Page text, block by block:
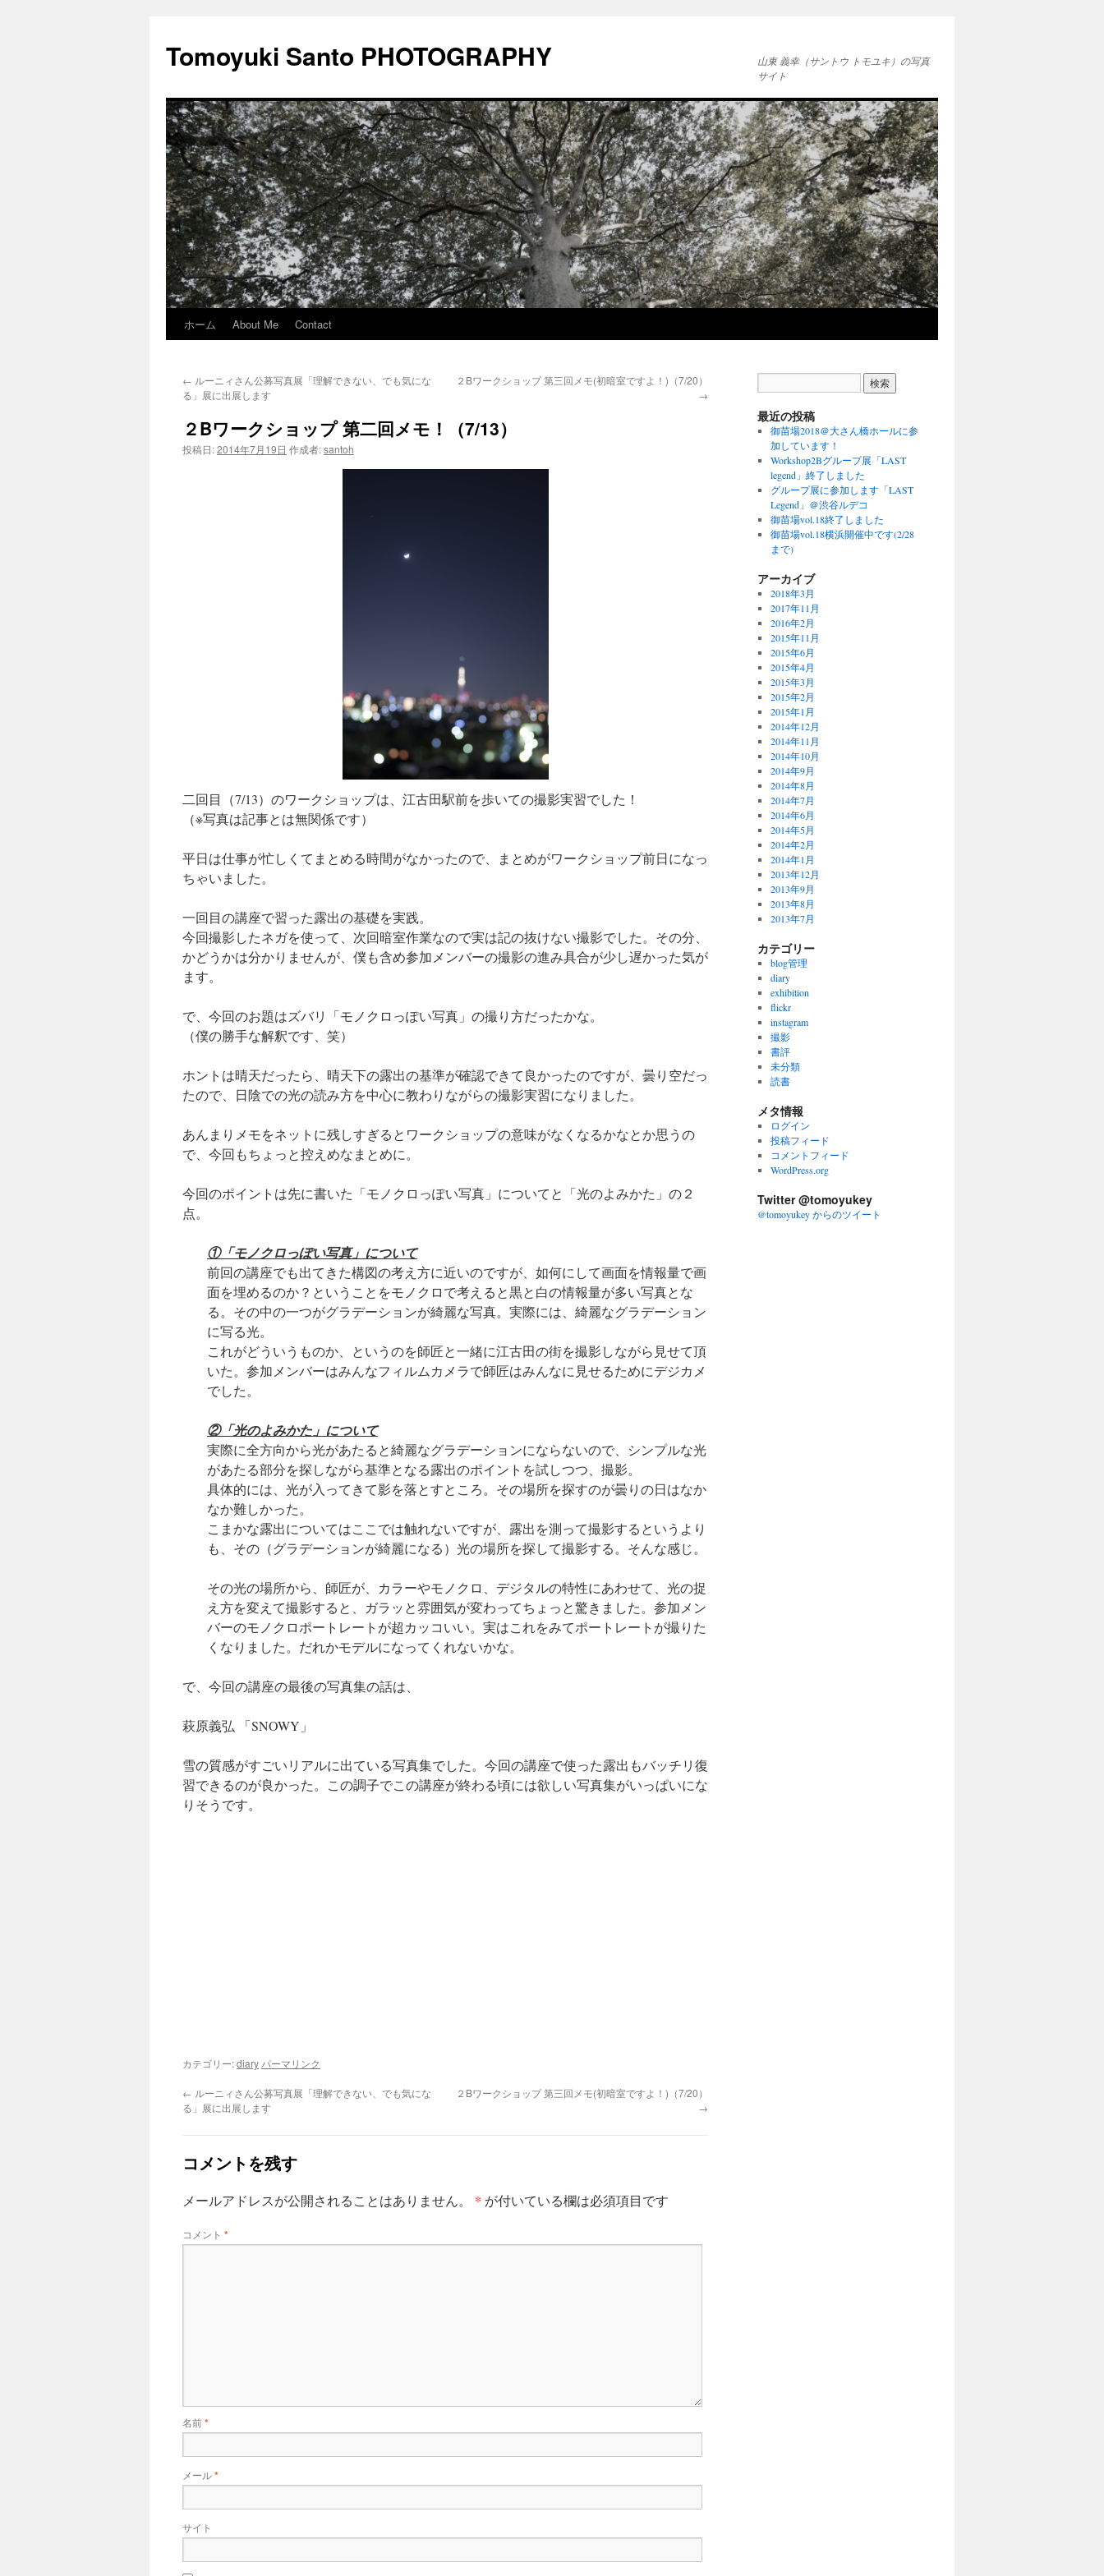
Tomoyuki Santo PHOTOGRAPHY
山東 義幸（サントウ トモユキ）の写真
サイト
ツ
ホーム About Me Contact
← ルーニィさん公募写真展「理解できない、でも気にな
る」展に出展します
２Bワークショップ 第三回メモ(初暗室ですよ！)（7/20）
→
２Bワークショップ 第二回メモ！（7/13）
投稿日:2014年7月19日 作成者:santoh
二回目（7/13）のワークショップは、江古田駅前を歩いての撮影実習でした！
（※写真は記事とは無関係です）
平日は仕事が忙しくてまとめる時間がなかったので、まとめがワークショップ前日になっ
ちゃいました。
一回目の講座で習った露出の基礎を実践。
今回撮影したネガを使って、次回暗室作業なので実は記の抜けない撮影でした。その分、
かどうかは分かりませんが、僕も含め参加メンバーの撮影の進み具合が少し遅かった気が
ます。
で、今回のお題はズバリ「モノクロっぽい写真」の撮り方だったかな。
（僕の勝手な解釈です、笑）
ホントは晴天だったら、晴天下の露出の基準が確認できて良かったのですが、曇り空だっ
たので、日陰での光の読み方を中心に教わりながらの撮影実習になりました。
あんまりメモをネットに残しすぎるとワークショップの意味がなくなるかなとか思うの
で、今回もちょっと控えめなまとめに。
今回のポイントは先に書いた「モノクロっぽい写真」についてと「光のよみかた」の２
点。
①「モノクロっぽい写真」について
前回の講座でも出てきた構図の考え方に近いのですが、如何にして画面を情報量で画
面を埋めるのか？ということをモノクロで考えると黒と白の情報量が多い写真とな
る。その中の一つがグラデーションが綺麗な写真。実際には、綺麗なグラデーション
に写る光。
これがどういうものか、というのを師匠と一緒に江古田の街を撮影しながら見せて頂
いた。参加メンバーはみんなフィルムカメラで師匠はみんなに見せるためにデジカメ
でした。
②「光のよみかた」について
実際に全方向から光があたると綺麗なグラデーションにならないので、シンプルな光
があたる部分を探しながら基準となる露出のポイントを試しつつ、撮影。
具体的には、光が入ってきて影を落とすところ。その場所を探すのが曇りの日はなか
なか難しかった。
こまかな露出についてはここでは触れないですが、露出を測って撮影するというより
も、その（グラデーションが綺麗になる）光の場所を探して撮影する。そんな感じ。
その光の場所から、師匠が、カラーやモノクロ、デジタルの特性にあわせて、光の捉
え方を変えて撮影すると、ガラッと雰囲気が変わってちょっと驚きました。参加メン
バーのモノクロポートレートが超カッコいい。実はこれをみてポートレートが撮りた
くなりました。だれかモデルになってくれないかな。
で、今回の講座の最後の写真集の話は、
萩原義弘 「SNOWY」
雪の質感がすごいリアルに出ている写真集でした。今回の講座で使った露出もバッチリ復
習できるのが良かった。この調子でこの講座が終わる頃には欲しい写真集がいっぱいにな
りそうです。
カテゴリー:diary パーマリンク
← ルーニィさん公募写真展「理解できない、でも気にな
る」展に出展します
２Bワークショップ 第三回メモ(初暗室ですよ！)（7/20）
→
コメントを残す
メールアドレスが公開されることはありません。 * が付いている欄は必須項目です
コメント *
名前*
メール*
サイト
最近の投稿
御苗場2018＠大さん橋ホールに参
加しています！
Workshop2Bグループ展「LAST
legend」終了しました
グループ展に参加します「LAST
Legend」＠渋谷ルデコ
御苗場vol.18終了しました
御苗場vol.18横浜開催中です(2/28
まで)
アーカイブ
2018年3月
2017年11月
2016年2月
2015年11月
2015年6月
2015年4月
2015年3月
2015年2月
2015年1月
2014年12月
2014年11月
2014年10月
2014年9月
2014年8月
2014年7月
2014年6月
2014年5月
2014年2月
2014年1月
2013年12月
2013年9月
2013年8月
2013年7月
カテゴリー
blog管理
diary
exhibition
flickr
instagram
撮影
書評
未分類
読書
メタ情報
ログイン
投稿フィード
コメントフィード
WordPress.org
Twitter @tomoyukey
@tomoyukey からのツイート